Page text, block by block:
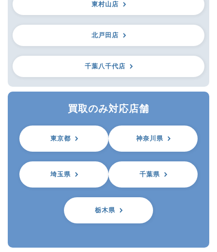
東村山店
北戸田店
千葉八千代店
買取のみ対応店舗
東京都 神奈川県
埼玉県 千葉県
栃木県